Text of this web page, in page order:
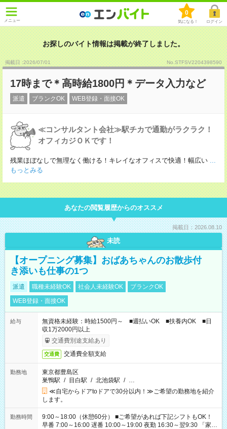
メニュー
0
気になる！ ログイン
お探しのバイト情報は掲載が終了しました。
掲載日 :2026/07/01 No.STFSV2204398590
17時まで＊高時給1800円＊データ入力など
派遣 ブランクOK WEB登録・面接OK
≪コンサルタント会社≫駅チカで通勤がラクラク！
オフィカジＯＫです！
残業ほぼなしで無理なく働ける！キレイなオフィスで快適！幅広い ...
もっとみる
あなたの閲覧履歴からのオススメ
掲載日：2026.08.10
未読
【オープニング募集】おばあちゃんのお散歩付
き添いも仕事の1つ
派遣 職種未経験OK 社会人未経験OK
ブランクOK
WEB登録・面接OK
給与
無資格未経験：時給1500円～ ■週払いOK ■扶養内OK ■日
収1万2000円以上
交通費別途支給あり
交通費 交通費全額支給
勤務地
東京都豊島区
巣鴨駅 / 目白駅 / 北池袋駅 / …
≪自宅からドアtoドアで30分以内！≫ご希望の勤務地を紹介
します。
勤務時間
9:00～18:00（休憩60分） ■ご希望があれば下記シフトもOK！
早番 7:00～16:00 遅番 10:00～19:00 夜勤 16:30～翌9:30 「家族